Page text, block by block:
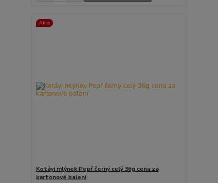
Akce
Kotáyi mlýnek Pepř černý celý 36g cena za
kartonové balení